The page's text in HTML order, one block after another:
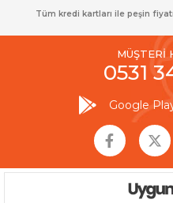
Tüm kredi kartları ile peşin
MÜŞTERİ
0531
Google